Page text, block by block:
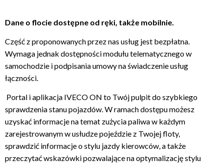
Dane o flocie dostępne od ręki, także mobilnie.
Część z proponowanych przez nas usług jest bezpłatna.
Wymaga jednak dostępności modułu telematycznego w
samochodzie i podpisania umowy na świadczenie usług
łączności.
Portal i aplikacja IVECO ON to Twój pulpit do szybkiego
sprawdzenia stanu pojazdów. W ramach dostępu możesz
uzyskać informacje na temat zużycia paliwa w każdym
zarejestrowanym w usłudze pojeździe z Twojej floty,
sprawdzić informacje o stylu jazdy kierowców, a także
przeczytać wskazówki pozwalające na optymalizację stylu